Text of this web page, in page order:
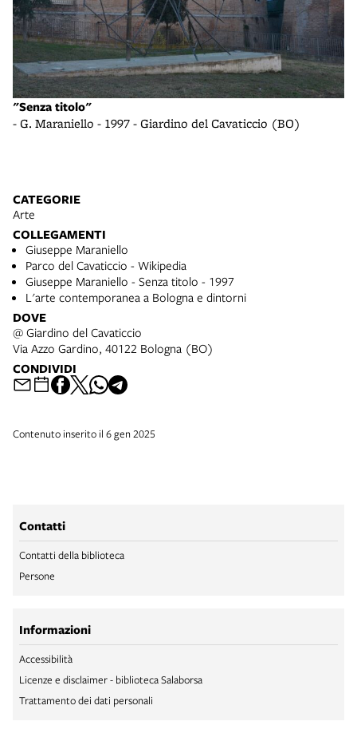
"Senza titolo"
- G. Maraniello - 1997 - Giardino del Cavaticcio (BO)
CATEGORIE
Arte
COLLEGAMENTI
Giuseppe Maraniello
Parco del Cavaticcio - Wikipedia
Giuseppe Maraniello - Senza titolo - 1997
L'arte contemporanea a Bologna e dintorni
DOVE
@ Giardino del Cavaticcio
Via Azzo Gardino, 40122 Bologna (BO)
CONDIVIDI
Contenuto inserito il 6 gen 2025
Contatti
Contatti della biblioteca
Persone
Informazioni
Accessibilità
Licenze e disclaimer - biblioteca Salaborsa
Trattamento dei dati personali